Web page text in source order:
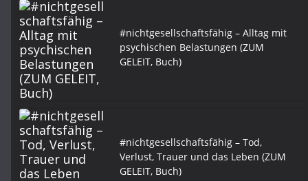
#nichtgesellschaftsfähig – Alltag mit
psychischen Belastungen (ZUM
GELEIT, Buch)
#nichtgesellschaftsfähig – Tod,
Verlust, Trauer und das Leben (ZUM
GELEIT, Buch)